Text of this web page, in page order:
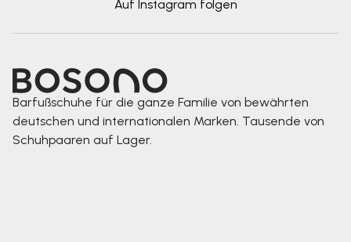
Auf Instagram folgen
Barfußschuhe für die ganze Familie von bewährten
deutschen und internationalen Marken. Tausende von
Schuhpaaren auf Lager.